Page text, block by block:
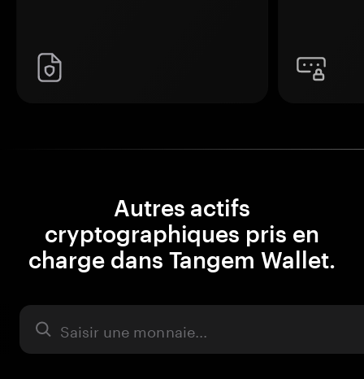
Autres actifs
cryptographiques pris en
charge dans Tangem Wallet.
Actifs